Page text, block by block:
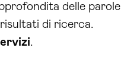
delle parole
di ricerca.
.